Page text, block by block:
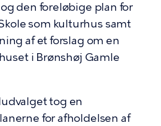
den foreløbige plan for
som kulturhus samt
af et forslag om en
i Brønshøj Gamle
tog en
for afholdelsen af